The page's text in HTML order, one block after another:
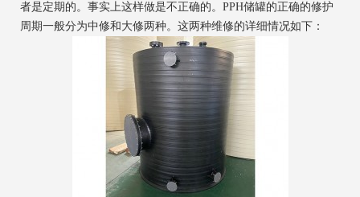
者是定期的。事实上这样做是不正确的。PPH储罐的正确的修护
周期一般分为中修和大修两种。这两种维修的详细情况如下：